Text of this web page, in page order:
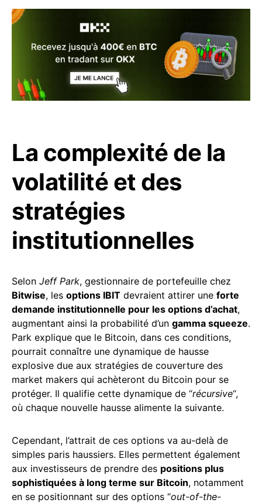
La complexité de la
volatilité et des
stratégies
institutionnelles
Selon Jeff Park, gestionnaire de portefeuille chez
Bitwise, les options IBIT devraient attirer une forte
demande institutionnelle pour les options d’achat,
augmentant ainsi la probabilité d’un gamma squeeze.
Park explique que le Bitcoin, dans ces conditions,
pourrait connaître une dynamique de hausse
explosive due aux stratégies de couverture des
market makers qui achèteront du Bitcoin pour se
protéger. Il qualifie cette dynamique de “récursive“,
où chaque nouvelle hausse alimente la suivante.
Cependant, l’attrait de ces options va au-delà de
simples paris haussiers. Elles permettent également
aux investisseurs de prendre des positions plus
sophistiquées à long terme sur Bitcoin, notamment
en se positionnant sur des options “out-of-the-